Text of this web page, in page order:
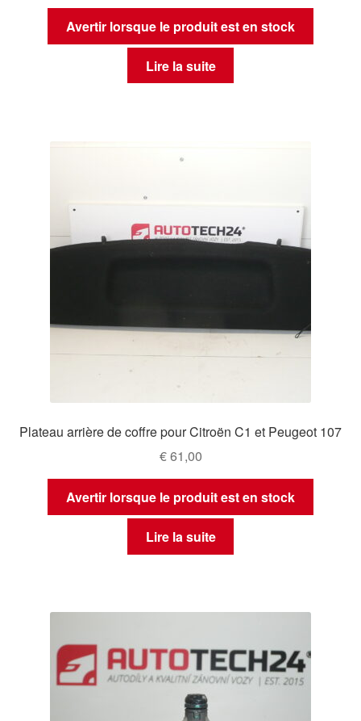
Avertir lorsque le produit est en stock
Lire la suite
Plateau arrière de coffre pour Citroën C1 et Peugeot 107
€61,00
Avertir lorsque le produit est en stock
Lire la suite